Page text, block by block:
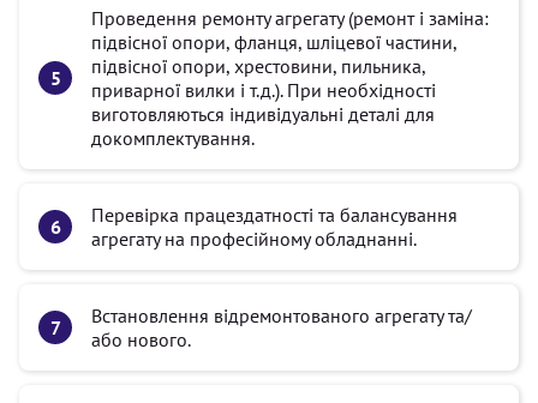
Проведення ремонту агрегату (ремонт і заміна:
підвісної опори, фланця, шліцевої частини,
підвісної опори, хрестовини, пильника,
приварної вилки і т.д.). При необхідності
виготовляються індивідуальні деталі для
докомплектування.
Перевірка працездатності та балансування
агрегату на професійному обладнанні.
Встановлення відремонтованого агрегату та/
або нового.